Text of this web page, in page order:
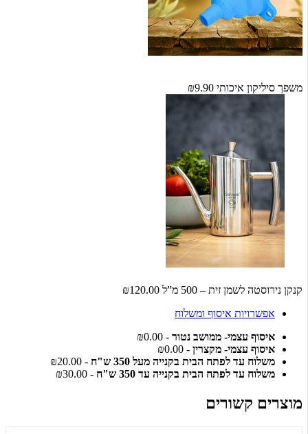
משפך סיליקון איכותי ₪9.90
קנקן נירוסטה לשמן זית – 500 מ”ל
₪120.00
אפשרויות איסוף ומשלוח
איסוף עצמי- ממושב נטור - ₪0.00
איסוף עצמי- מקצרין - ₪0.00
משלוח עד לפתח הבית בקנייה מעל 350 ש"ח
- ₪20.00
משלוח עד לפתח הבית בקנייה עד 350 ש"ח
- ₪30.00
מוצרים קשורים